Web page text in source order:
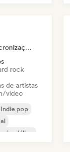
Especialista Em Sincronização
rock
de artistas
vídeo
Indie pop